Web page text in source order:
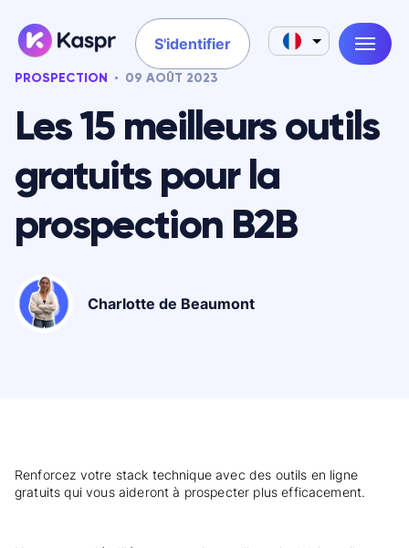
S'identifier
PROSPECTION 09 AOÛT 2023
Les 15 meilleurs outils
gratuits pour la
prospection B2B
Charlotte de Beaumont
Renforcez votre stack technique avec des outils en ligne
gratuits qui vous aideront à prospecter plus efficacement.